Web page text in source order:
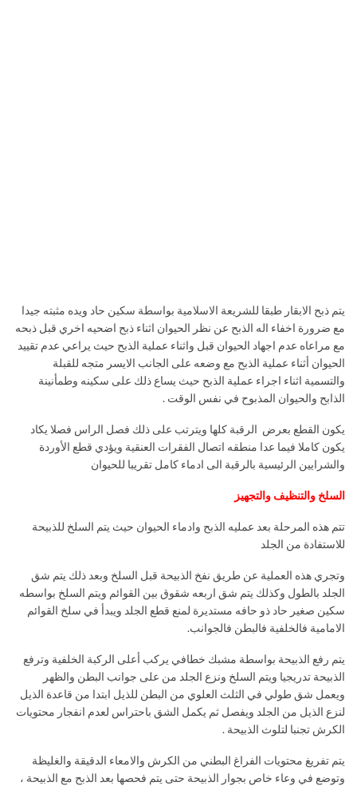
يتم ذبح الابقار طبقا للشريعة الاسلامية بواسطة سكين حاد ويده مثبته جيدا
مع ضرورة اخفاء اله الذبح عن نظر الحيوان اثناء ذبح اضحيه اخري قبل ذبحه
مع مراعاه عدم اجهاد الحيوان قبل واثناء عملية الذبح حيث يراعي عدم تقييد
الحيوان أثناء عملية الذبح مع وضعه على الجانب الايسر متجه للقبلة
والتسمية اثناء اجراء عملية الذبح حيث يساع ذلك على سكينه وطمأنينة
الذابح والحيوان المذبوح في نفس الوقت .
يكون القطع بعرض الرقبة كلها ويترتب على ذلك فصل الراس فصلا يكاد
يكون كاملا فيما عدا منطقه اتصال الفقرات العنقية ويؤدي قطع الأوردة
والشرايين الرئيسية بالرقبة الى ادماء كامل تقريبا للحيوان
السلخ والتنظيف والتجهيز
تتم هذه المرحلة بعد عمليه الذبح وادماء الحيوان حيث يتم السلخ للذبيحة
للاستفادة من الجلد
وتجري هذه العملية عن طريق نفخ الذبيحة قبل السلخ وبعد ذلك يتم شق
الجلد بالطول وكذلك يتم شق اربعه شقوق بين القوائم ويتم السلخ بواسطه
سكين صغير حاد ذو حافه مستديرة لمنع قطع الجلد ويبدأ في سلخ القوائم
الامامية فالخلفية فالبطن فالجوانب.
يتم رفع الذبيحة بواسطة مشبك خطافي يركب أعلى الركبة الخلفية وترفع
الذبيحة تدريجيا ويتم السلخ ونزع الجلد من على جوانب البطن والظهر
ويعمل شق طولي في الثلث العلوي من البطن للذيل ابتدا من قاعدة الذيل
لنزع الذيل من الجلد ويفصل ثم يكمل الشق باحتراس لعدم انفجار محتويات
الكرش تجنبا لتلوث الذبيحة .
يتم تفريغ محتويات الفراغ البطني من الكرش والامعاء الدقيقة والغليظة
وتوضع في وعاء خاص بجوار الذبيحة حتى يتم فحصها بعد الذبح مع الذبيحة ،